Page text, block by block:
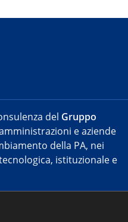
del Gruppo
e aziende
della PA, nei
istituzionale e